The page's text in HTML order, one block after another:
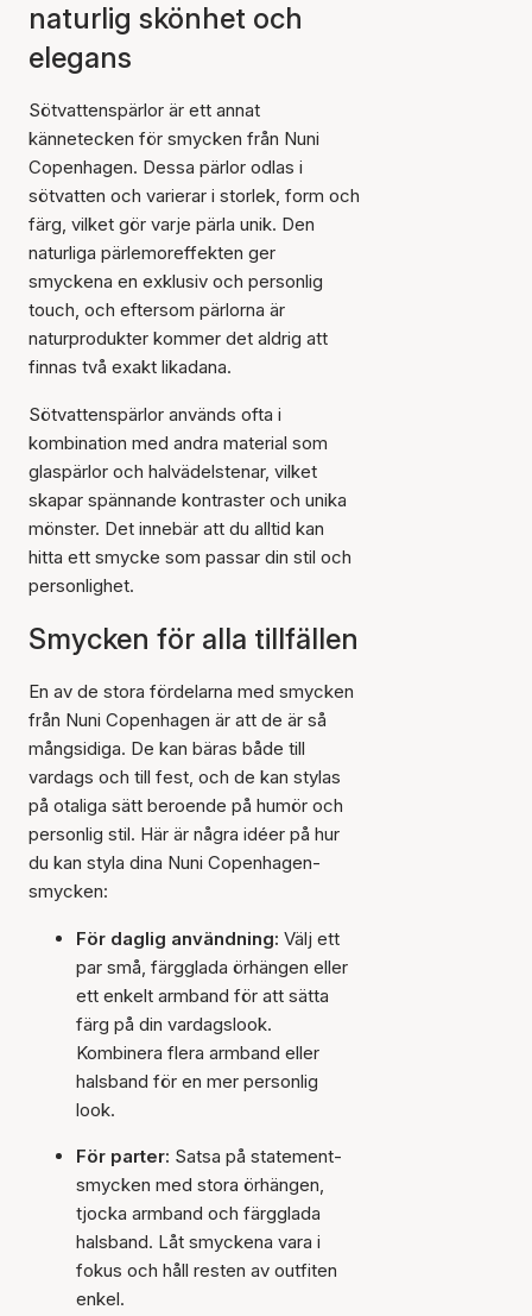
naturlig skönhet och
elegans
Sötvattenspärlor är ett annat
kännetecken för smycken från Nuni
Copenhagen. Dessa pärlor odlas i
sötvatten och varierar i storlek, form och
färg, vilket gör varje pärla unik. Den
naturliga pärlemoreffekten ger
smyckena en exklusiv och personlig
touch, och eftersom pärlorna är
naturprodukter kommer det aldrig att
finnas två exakt likadana.
Sötvattenspärlor används ofta i
kombination med andra material som
glaspärlor och halvädelstenar, vilket
skapar spännande kontraster och unika
mönster. Det innebär att du alltid kan
hitta ett smycke som passar din stil och
personlighet.
Smycken för alla tillfällen
En av de stora fördelarna med smycken
från Nuni Copenhagen är att de är så
mångsidiga. De kan bäras både till
vardags och till fest, och de kan stylas
på otaliga sätt beroende på humör och
personlig stil. Här är några idéer på hur
du kan styla dina Nuni Copenhagen-
smycken:
För daglig användning: Välj ett
par små, färgglada örhängen eller
ett enkelt armband för att sätta
färg på din vardagslook.
Kombinera flera armband eller
halsband för en mer personlig
look.
För parter: Satsa på statement-
smycken med stora örhängen,
tjocka armband och färgglada
halsband. Låt smyckena vara i
fokus och håll resten av outfiten
enkel.